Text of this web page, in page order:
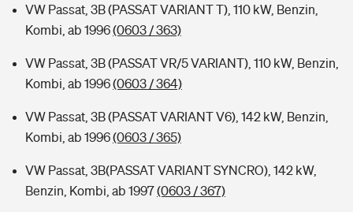
VW Passat, 3B (PASSAT VARIANT T), 110 kW, Benzin,
Kombi, ab 1996(0603 / 363)
VW Passat, 3B (PASSAT VR/5 VARIANT), 110 kW, Benzin,
Kombi, ab 1996(0603 / 364)
VW Passat, 3B (PASSAT VARIANT V6), 142 kW, Benzin,
Kombi, ab 1996(0603 / 365)
VW Passat, 3B(PASSAT VARIANT SYNCRO), 142 kW,
Benzin, Kombi, ab 1997(0603 / 367)